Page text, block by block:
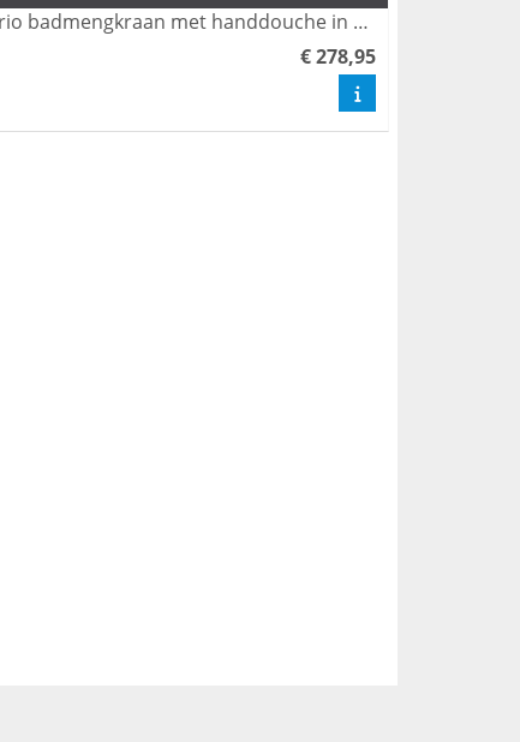
De Sirio badmengkraan met handdouche in koper biedt zowel stijl als functionaliteit voor iedere badkamer. Met een duurzame afwerking en gebruiksvriendelijke bediening zorgt deze kraan voor een luxe ervaring tijdens het baden. Perfect voor diegenen die op zoek zijn naar een elegante toevoeging aan hun sanitair.
€ 278,95